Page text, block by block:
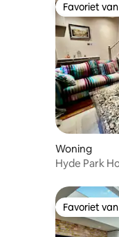
Favoriet
Favoriet
Woning
Hyde Park
Favoriet
Favoriet